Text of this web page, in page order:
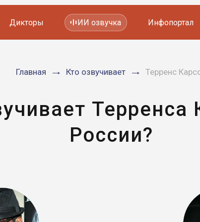
Мультфильмов
Дикторы ИИ озвучка Инфопортал
Главная Кто озвучивает Терренс
Терренса
России?